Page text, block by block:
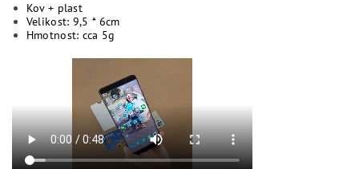
Kov + plast
Velikost: 9,5 * 6cm
Hmotnost: cca 5g